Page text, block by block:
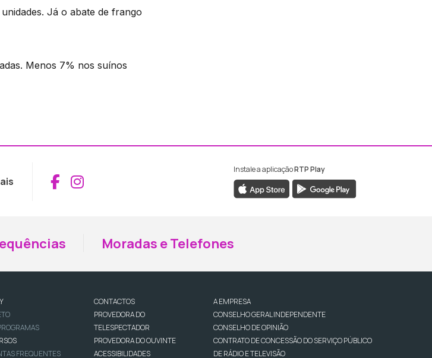
Já o abate de frango
Menos 7% nos suínos
Aceder ao Facebook da RTP Madeira
Aceder ao Instagram da RTP Madeira
Instale a aplicaçãoRTP Play
Moradas e Telefones
FREQUENTES
CONTACTOS
PROVEDORA DO
TELESPECTADOR
PROVEDORA DO OUVINTE
ACESSIBILIDADES
A EMPRESA
CONSELHO GERAL INDEPENDENTE
CONSELHO DE OPINIÃO
CONTRATO DE CONCESSÃO DO SERVIÇO PÚBLICO
DE RÁDIO E TELEVISÃO